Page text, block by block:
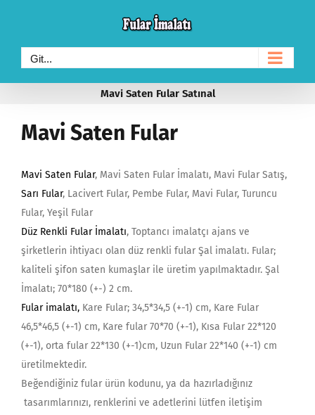
content
Git...
Mavi Saten Fular Satınal
Mavi Saten Fular
Mavi Saten Fular, Mavi Saten Fular İmalatı, Mavi Fular Satış,
Sarı Fular, Lacivert Fular, Pembe Fular, Mavi Fular, Turuncu
Fular, Yeşil Fular
Düz Renkli Fular İmalatı, Toptancı imalatçı ajans ve
şirketlerin ihtiyacı olan düz renkli fular Şal imalatı. Fular;
kaliteli şifon saten kumaşlar ile üretim yapılmaktadır. Şal
İmalatı; 70*180 (+-) 2 cm.
Fular imalatı, Kare Fular; 34,5*34,5 (+-1) cm, Kare Fular
46,5*46,5 (+-1) cm, Kare fular 70*70 (+-1), Kısa Fular 22*120
(+-1), orta fular 22*130 (+-1)cm, Uzun Fular 22*140 (+-1) cm
üretilmektedir.
Beğendiğiniz fular ürün kodunu, ya da hazırladığınız
tasarımlarınızı, renklerini ve adetlerini lütfen iletişim